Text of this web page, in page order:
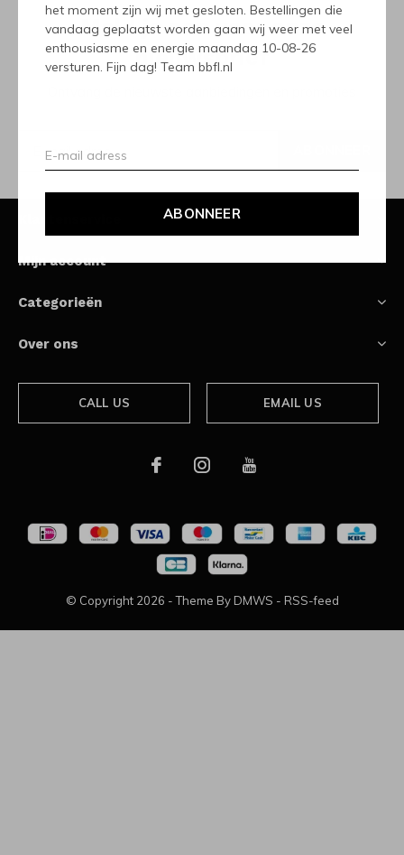
het moment zijn wij met gesloten. Bestellingen die
vandaag geplaatst worden gaan wij weer met veel
enthousiasme en energie maandag 10-08-26
versturen. Fijn dag! Team bbfl.nl
ABONNEER
Meld je aan voor onze
nieuwsbrief
Mijn account
Categorieën
Over ons
CALL US EMAIL US
© Copyright 2026 - Theme By DMWS - RSS-feed